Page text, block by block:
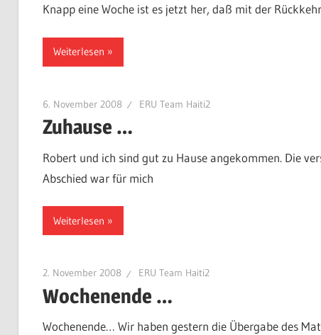
Knapp eine Woche ist es jetzt her, daß mit der
Weiterlesen
6. November 2008 ERU Team Haiti2
Zuhause …
Robert und ich sind gut zu Hause angekommen. Die
Abschied war für mich
Weiterlesen
2. November 2008 ERU Team Haiti2
Wochenende …
Wochenende… Wir haben gestern die Übergabe des